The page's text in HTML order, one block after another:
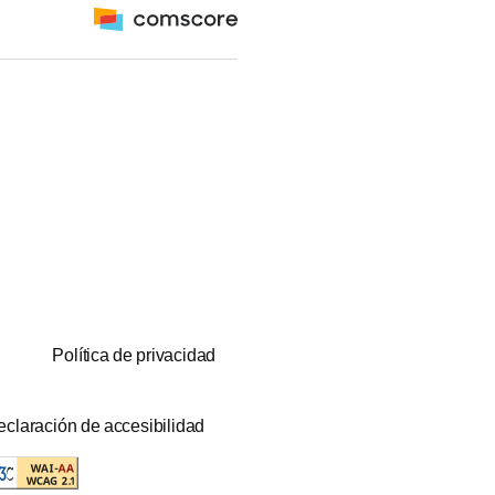
Política de privacidad
de accesibilidad